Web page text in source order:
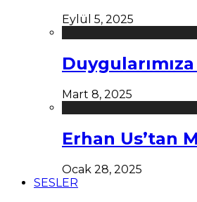
Eylül 5, 2025
Mart 8, 2025
Erhan Us’tan
Ocak 28, 2025
SESLER